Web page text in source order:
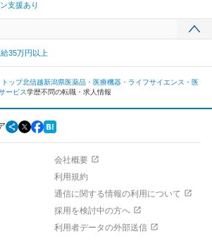
支援あり
35万円以上
ップ北信越新潟県医薬品・医療機器・ライフサイエンス・医
ービス学歴不問の転職・求人情報
会社概要
利用規約
通信に関する情報の利用について
採用を検討中の方へ
利用者データの外部送信